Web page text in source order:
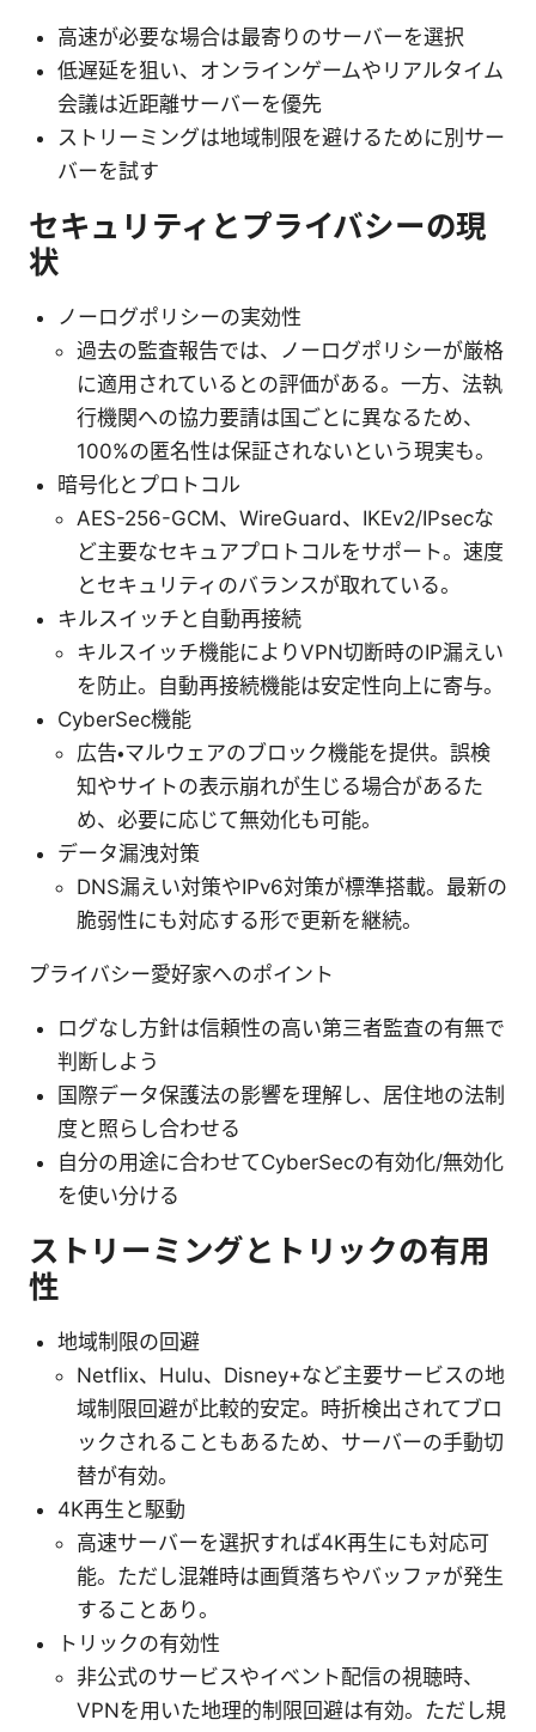
高速が必要な場合は最寄りのサーバーを選択
低遅延を狙い、オンラインゲームやリアルタイム
会議は近距離サーバーを優先
ストリーミングは地域制限を避けるために別サー
バーを試す
セキュリティとプライバシーの現
状
ノーログポリシーの実効性
過去の監査報告では、ノーログポリシーが厳格
に適用されているとの評価がある。一方、法執
行機関への協力要請は国ごとに異なるため、
100%の匿名性は保証されないという現実も。
暗号化とプロトコル
AES-256-GCM、WireGuard、IKEv2/IPsecな
ど主要なセキュアプロトコルをサポート。速度
とセキュリティのバランスが取れている。
キルスイッチと自動再接続
キルスイッチ機能によりVPN切断時のIP漏えい
を防止。自動再接続機能は安定性向上に寄与。
CyberSec機能
広告・マルウェアのブロック機能を提供。誤検
知やサイトの表示崩れが生じる場合があるた
め、必要に応じて無効化も可能。
データ漏洩対策
DNS漏えい対策やIPv6対策が標準搭載。最新の
脆弱性にも対応する形で更新を継続。
プライバシー愛好家へのポイント
ログなし方針は信頼性の高い第三者監査の有無で
判断しよう
国際データ保護法の影響を理解し、居住地の法制
度と照らし合わせる
自分の用途に合わせてCyberSecの有効化/無効化
を使い分ける
ストリーミングとトリックの有用
性
地域制限の回避
Netflix、Hulu、Disney+など主要サービスの地
域制限回避が比較的安定。時折検出されてブロ
ックされることもあるため、サーバーの手動切
替が有効。
4K再生と駆動
高速サーバーを選択すれば4K再生にも対応可
能。ただし混雑時は画質落ちやバッファが発生
することあり。
トリックの有効性
非公式のサービスやイベント配信の視聴時、
VPNを用いた地理的制限回避は有効。ただし規